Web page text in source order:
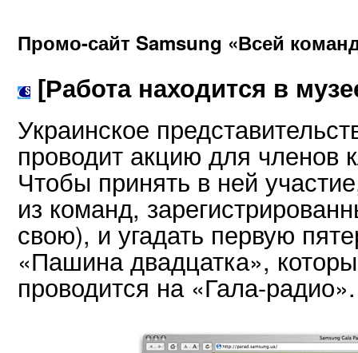
Промо-сайт Samsung «Всей
[Работа находится в
Украинское
проводит акцию для членов
Чтобы принять в ней
из команд,
свою), и угадать первую
«Пашина двадцатка»,
проводится на «Гала-радио».